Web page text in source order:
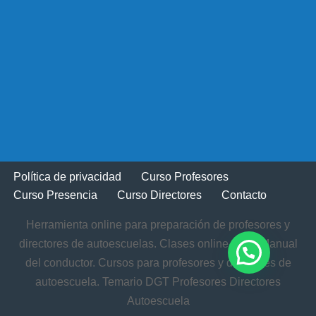
Política de privacidad
Curso Profesores
Curso Presencia
Curso Directores Contacto
Herramienta online para preparación de profesores y
directores de autoescuelas. Clases online. Test. Manual
del conductor. Cursos para profesores y directores de
autoescuela. Temario DGT Profesores Directores
Autoescuela